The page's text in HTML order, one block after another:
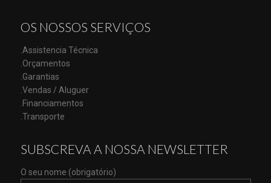
OS NOSSOS SERVIÇOS
.Assistencia Técnica
.Orçamentos
.Garantias
.Vendas / Aluguer
.Financiamentos
.Transporte
SUBSCREVA A NOSSA NEWSLETTER
O seu nome (obrigatório)